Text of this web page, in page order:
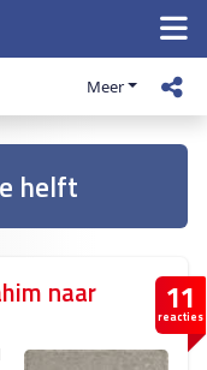
Meer
helft
11
reacties
naar